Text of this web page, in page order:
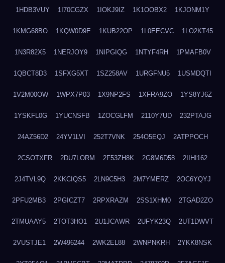
1HDB3VUY 1I70CGZX 1IOKJ9IZ 1K1OOBX2 1KJONM1Y
1KMG68BO 1KQW0D9E 1KUB22OP 1L0EECVC 1LO2KT45
1N3R82X5 1NERJOY9 1NIPGIQG 1NTYF4RH 1PMAFB0V
1QBCT8D3 1SFXG5XT 1SZ258AV 1URGFNU5 1USMDQTI
1V2M00OW 1WPX7P03 1X9NP2FS 1XFRA9ZO 1YS8YJ6Z
1YSKFL0G 1YUCNSFB 1ZOCGLFM 2110Y7UD 232PTAJG
24AZ56D2 24YV1LVI 252T7VNK 254O5EQJ 2ATPPOCH
2CSOTXFR 2DU7LORM 2F53ZH8K 2G8M6D58 2IIHI162
2J4TVL9Q 2KKCIQS5 2LN9C5H3 2M7YMERZ 2OC6YQYJ
2PFU2MB3 2PGICZT7 2RPXRAZM 2SS1XHM0 2TGAD2ZO
2TMUAAY5 2TOT3HO1 2U1JCAWR 2UFYK23Q 2UT1DWVT
2VUSTJE1 2W496244 2WK2EL88 2WNPNKRH 2YKK8NSK